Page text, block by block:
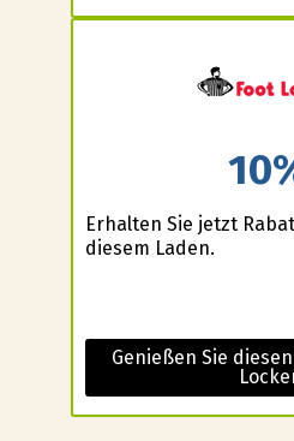
Erhalten Sie jetzt
diesem Laden.
Genießen Sie